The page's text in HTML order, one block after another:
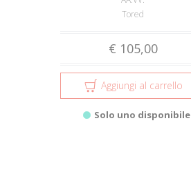
Tored
€ 105,00
Aggiungi al carrello
Solo uno disponibile